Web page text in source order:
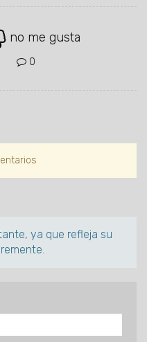
no me gusta
0
ya que refleja su